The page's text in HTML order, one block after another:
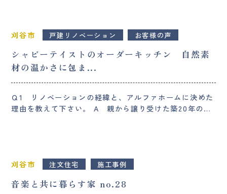
刈谷市 戸建リノベーション お客様の声
シャビーテイストのオーダーキッチン 自然素
材の温かさに包ま...
Ｑ1 リノベーションの経緯と、アルファホームに決めた
理由を教えて下さい。 A 親から譲り受けた築20年の…
刈谷市 注文住宅 施工事例
音楽と共に暮らす家 no.28